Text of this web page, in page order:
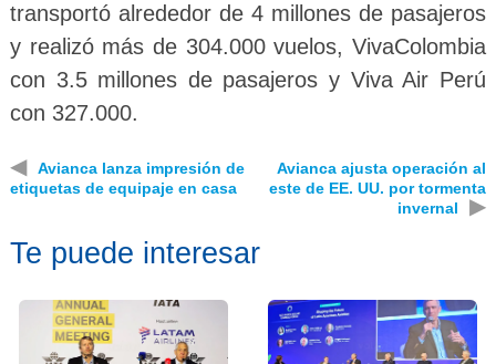
transportó alrededor de 4 millones de pasajeros
y realizó más de 304.000 vuelos, VivaColombia
con 3.5 millones de pasajeros y Viva Air Perú
con 327.000.
◀
Avianca lanza impresión de
etiquetas de equipaje en casa
Avianca ajusta operación al
este de EE. UU. por tormenta
invernal
▶
Te puede interesar